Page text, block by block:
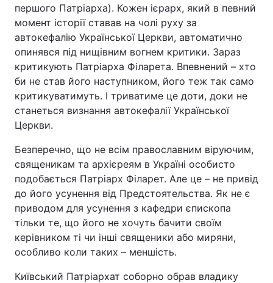
першого Патріарха). Кожен ієрарх, який в певний
момент історії ставав на чолі руху за
автокефалію Української Церкви, автоматично
опинявся під нищівним вогнем критики. Зараз
критикують Патріарха Філарета. Впевнений – хто
би не став його наступником, його теж так само
критикуватимуть. І триватиме це доти, доки не
станеться визнання автокефалії Української
Церкви.
Безперечно, що не всім православним віруючим,
священикам та архієреям в Україні особисто
подобається Патріарх Філарет. Але це – не привід
до його усунення від Предстоятельства. Як не є
приводом для усунення з кафедри єпископа
тільки те, що його не хочуть бачити своїм
керівником ті чи інші священики або миряни,
особливо коли таких – меншість.
Київський Патріархат соборно обрав владику